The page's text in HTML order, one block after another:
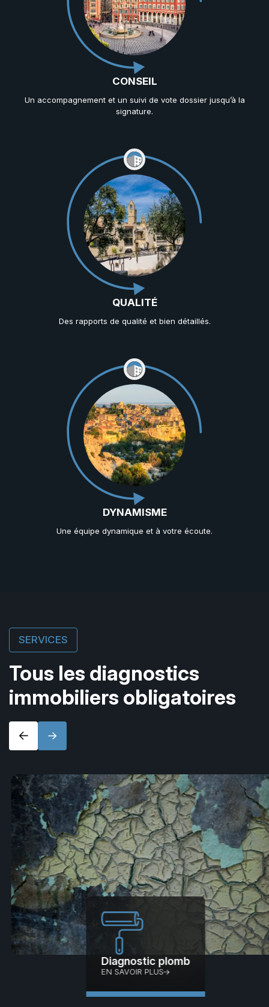
CONSEIL
Un accompagnement et un suivi de vote dossier jusqu’à la
signature.
QUALITÉ
Des rapports de qualité et bien détaillés.
DYNAMISME
Une équipe dynamique et à votre écoute.
SERVICES
Tous les diagnostics
immobiliers obligatoires
Diagnosticplomb
EN SAVOIR PLUS